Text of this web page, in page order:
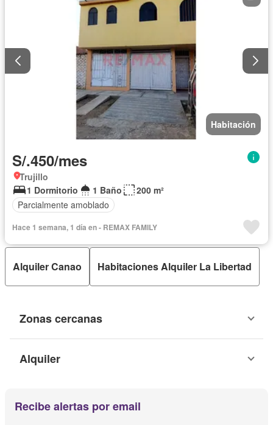
Habitación
S/.450/mes
Trujillo
1 Dormitorio
1 Baño
200 m²
Parcialmente amoblado
Hace 1 semana, 1 día en - REMAX FAMILY
Alquiler Canao Habitaciones Alquiler La Libertad
Zonas cercanas
Alquiler
Recibe alertas por email